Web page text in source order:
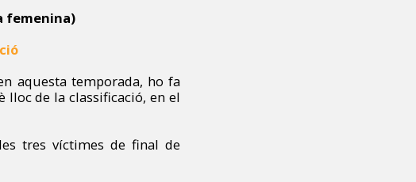
femenina)
aquesta temporada, ho fa
de la classificació, en el
tres víctimes de final de